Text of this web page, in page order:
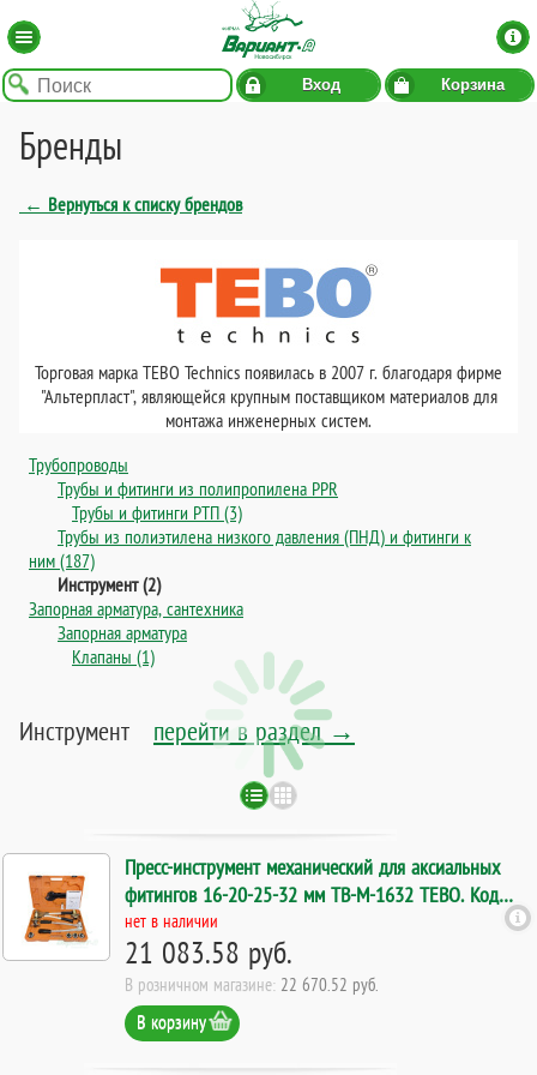
Вход Корзина
Бренды
← Вернуться к списку брендов
Торговая марка TEBO Technics появилась в 2007 г. благодаря фирме
"Альтерпласт", являющейся крупным поставщиком материалов для
монтажа инженерных систем.
Трубопроводы
Трубы и фитинги из полипропилена PPR
Трубы и фитинги РТП (3)
Трубы из полиэтилена низкого давления (ПНД) и фитинги к
ним (187)
Инструмент (2)
Запорная арматура, сантехника
Запорная арматура
Клапаны (1)
Инструмент перейти в раздел →
Пресс-инструмент механический для аксиальных
фитингов 16-20-25-32 мм TB-M-1632 TEBO. Код
20945
нет в наличии
21 083.58 руб.
В розничном магазине: 22 670.52 руб.
В корзину